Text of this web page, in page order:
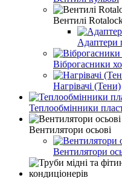
Вентилі
Адаптери
Віброгасники
Нагрівачі (Тени)
Теплообмінники
Вентилятори осьові
Вентилятори